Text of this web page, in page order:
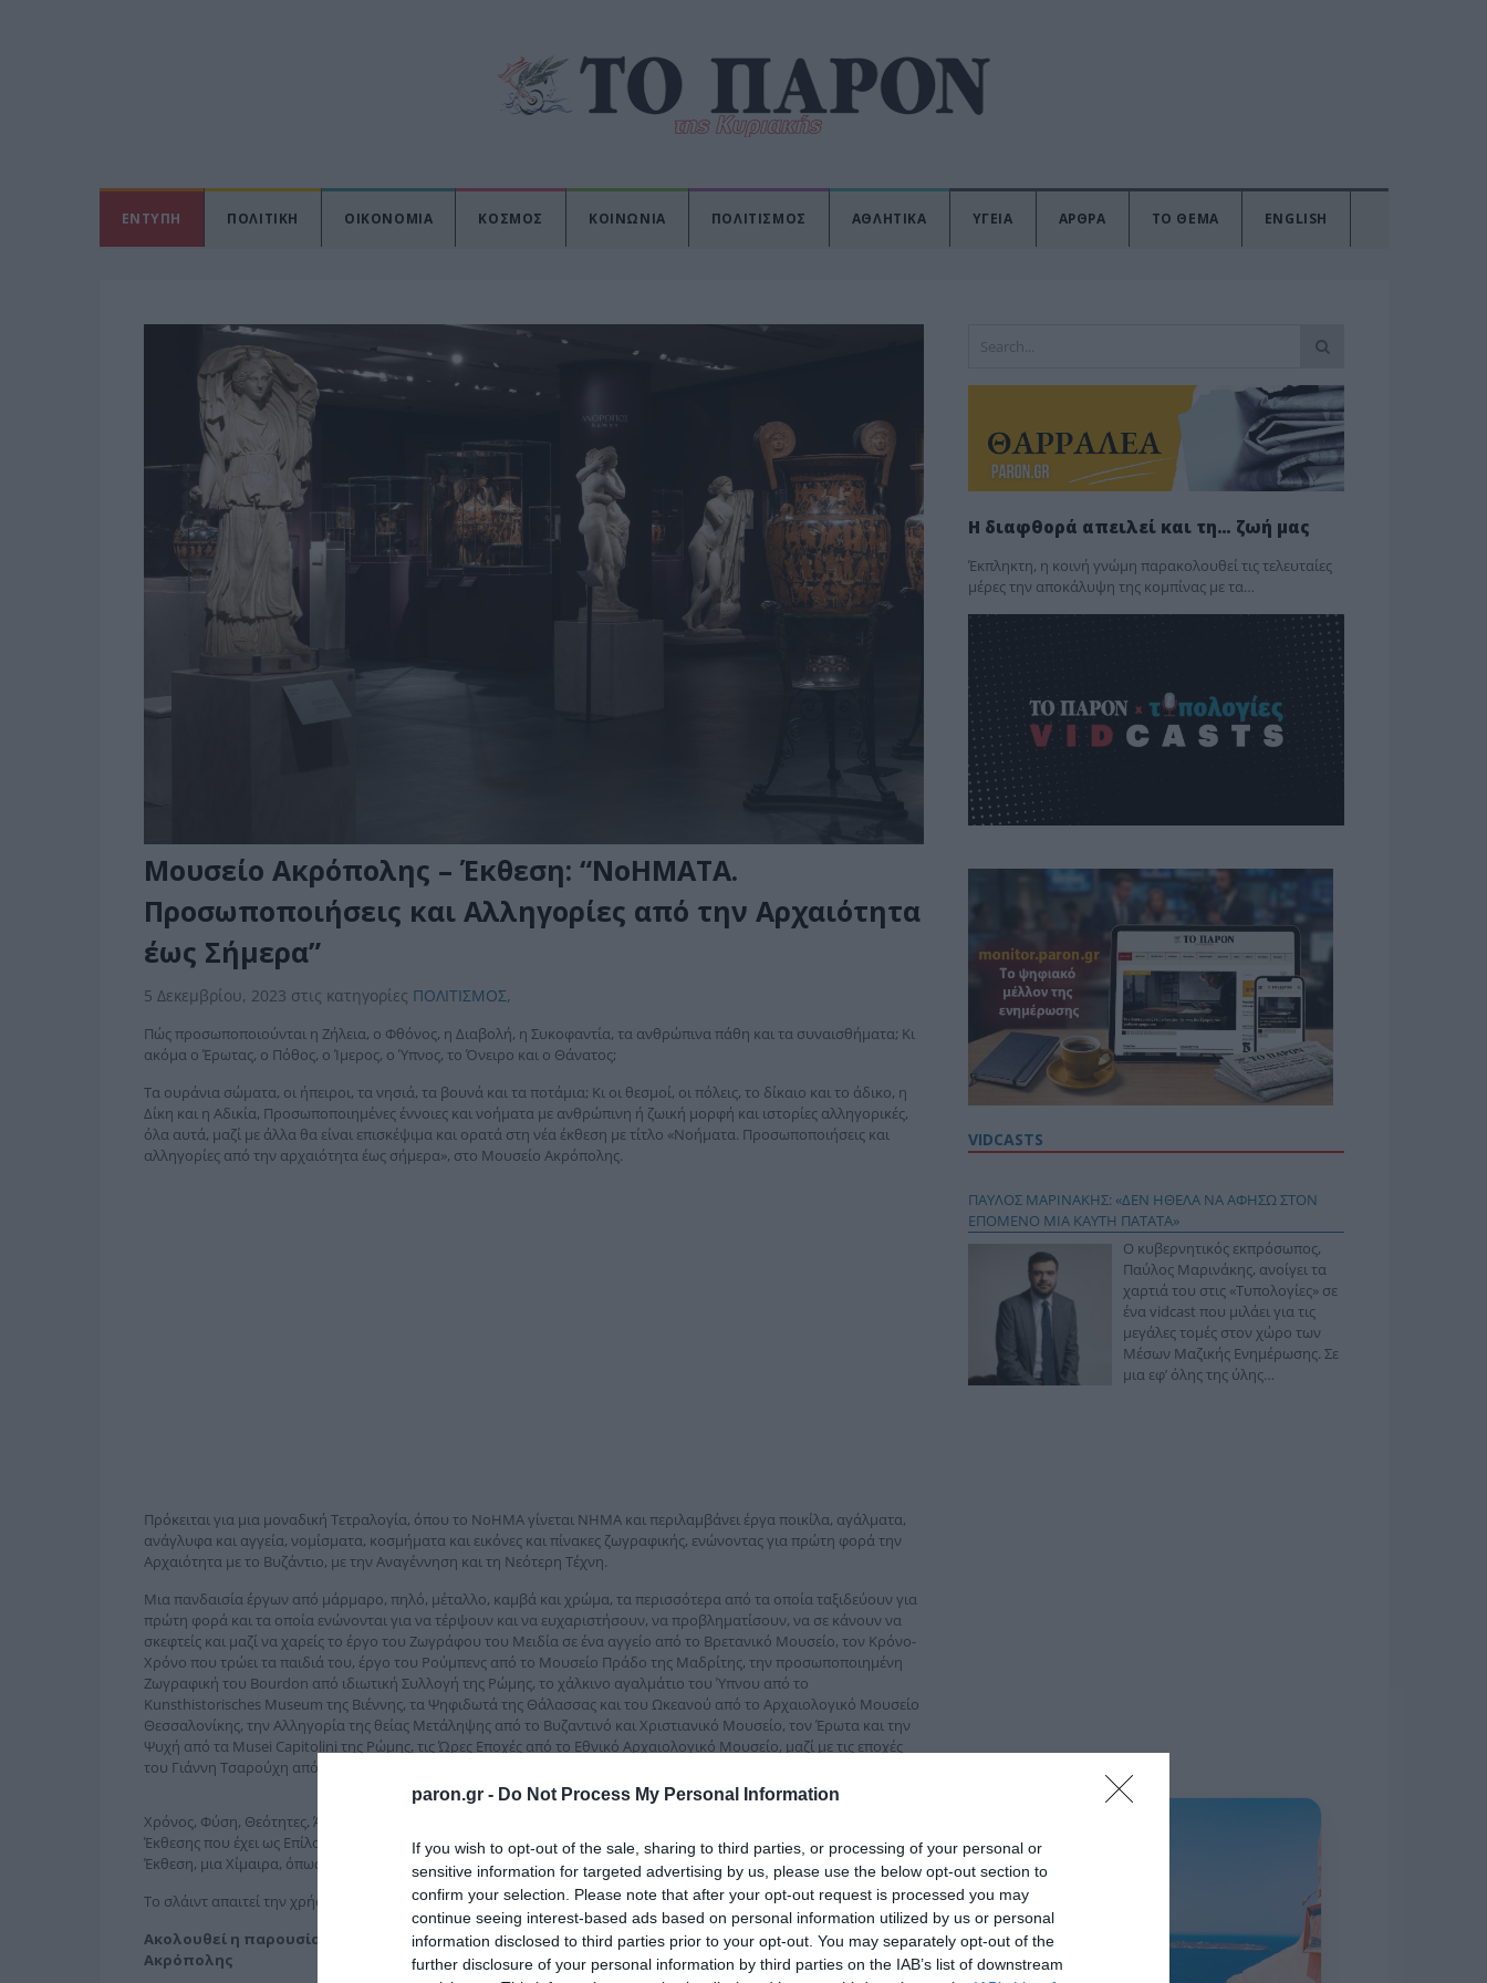
paron.gr - Do Not Process My Personal Information
If you wish to opt-out of the sale, sharing to third parties, or processing of your personal or
sensitive information for targeted advertising by us, please use the below opt-out section to
confirm your selection. Please note that after your opt-out request is processed you may
continue seeing interest-based ads based on personal information utilized by us or personal
information disclosed to third parties prior to your opt-out. You may separately opt-out of the
further disclosure of your personal information by third parties on the IAB’s list of downstream
ΕΝΤΥΠΗ ΠΟΛΙΤΙΚΗ ΟΙΚΟΝΟΜΙΑ ΚΟΣΜΟΣ ΚΟΙΝΩΝΙΑ ΠΟΛΙΤΙΣΜΟΣ ΑΘΛΗΤΙΚΑ ΥΓΕΙΑ ΑΡΘΡΑ ΤΟ ΘΕΜΑ ENGLISH
Μουσείο Ακρόπολης – Έκθεση: “ΝοΗΜΑΤΑ.
Προσωποποιήσεις και Αλληγορίες από την Αρχαιότητα
έως Σήμερα”
5 Δεκεμβρίου, 2023 στις κατηγορίες ΠΟΛΙΤΙΣΜΟΣ,
Πώς προσωποποιούνται η Ζήλεια, ο Φθόνος, η Διαβολή, η Συκοφαντία, τα ανθρώπινα πάθη και τα συναισθήματα; Κι
ακόμα ο Έρωτας, ο Πόθος, ο Ίμερος, ο Ύπνος, το Όνειρο και ο Θάνατος;
Τα ουράνια σώματα, οι ήπειροι, τα νησιά, τα βουνά και τα ποτάμια; Κι οι θεσμοί, οι πόλεις, το δίκαιο και το άδικο, η
Δίκη και η Αδικία, Προσωποποιημένες έννοιες και νοήματα με ανθρώπινη ή ζωική μορφή και ιστορίες αλληγορικές,
όλα αυτά, μαζί με άλλα θα είναι επισκέψιμα και ορατά στη νέα έκθεση με τίτλο «Νοήματα. Προσωποποιήσεις και
αλληγορίες από την αρχαιότητα έως σήμερα», στο Μουσείο Ακρόπολης.
Πρόκειται για μια μοναδική Τετραλογία, όπου το ΝοΗΜΑ γίνεται ΝΗΜΑ και περιλαμβάνει έργα ποικίλα, αγάλματα,
ανάγλυφα και αγγεία, νομίσματα, κοσμήματα και εικόνες και πίνακες ζωγραφικής, ενώνοντας για πρώτη φορά την
Αρχαιότητα με το Βυζάντιο, με την Αναγέννηση και τη Νεότερη Τέχνη.
Μια πανδαισία έργων από μάρμαρο, πηλό, μέταλλο, καμβά και χρώμα, τα περισσότερα από τα οποία ταξιδεύουν για
πρώτη φορά και τα οποία ενώνονται για να τέρψουν και να ευχαριστήσουν, να προβληματίσουν, να σε κάνουν να
σκεφτείς και μαζί να χαρείς το έργο του Ζωγράφου του Μειδία σε ένα αγγείο από το Βρετανικό Μουσείο, τον Κρόνο-
Χρόνο που τρώει τα παιδιά του, έργο του Ρούμπενς από το Μουσείο Πράδο της Μαδρίτης, την προσωποποιημένη
Ζωγραφική του Bourdon από ιδιωτική Συλλογή της Ρώμης, το χάλκινο αγαλμάτιο του Ύπνου από το
Kunsthistorisches Museum της Βιέννης, τα Ψηφιδωτά της Θάλασσας και του Ωκεανού από το Αρχαιολογικό Μουσείο
Θεσσαλονίκης, την Αλληγορία της θείας Μετάληψης από το Βυζαντινό και Χριστιανικό Μουσείο, τον Έρωτα και την
Ψυχή από τα Musei Capitolini της Ρώμης, τις Ώρες Εποχές από το Εθνικό Αρχαιολογικό Μουσείο, μαζί με τις εποχές
του Γιάννη Τσαρούχη από ιδιωτική Συλλογή, την Αλληγορία της Συκοφαντίας του Απελλή, κ.ά.
Χρόνος, Φύση, Θεότητες, Άνθρωπος, Θεσμοί και Αλληγορίες αλληλοσυμπλέκονται μοναδικά στις ενότητες της
Έκθεσης που έχει ως Επίλογο τη χάλκινη Χίμαιρα του 400 π.Χ. από το Αρχαιολογικό Μουσείο Φλωρεντίας. Μια
Έκθεση, μια Χίμαιρα, όπως όλα τα ανθρώπινα.
Το σλάιντ απαιτεί την χρήση JavaScript.
Ακολουθεί η παρουσίαση Καθηγητή Νικόλαου Χρ. Σταμπολίδη, Γενικού Διευθυντή Μουσείου
Ακρόπολης
Η διαφθορά απειλεί και τη… ζωή μας
Έκπληκτη, η κοινή γνώμη παρακολουθεί τις τελευταίες
μέρες την αποκάλυψη της κο­μπίνας με τα…
VIDCASTS
ΠΑΥΛΟΣ ΜΑΡΙΝΑΚΗΣ: «ΔΕΝ ΗΘΕΛΑ ΝΑ ΑΦΗΣΩ ΣΤΟΝ
ΕΠΟΜΕΝΟ ΜΙΑ ΚΑΥΤΗ ΠΑΤΑΤΑ»
Ο κυβερνητικός εκπρόσωπος,
Παύλος Μαρινάκης, ανοίγει τα
χαρτιά του στις «Τυπολογίες» σε
ένα vidcast που μιλάει για τις
μεγάλες τομές στον χώρο των
Μέσων Μαζικής Ενημέρωσης. Σε
μια εφ’ όλης της ύλης